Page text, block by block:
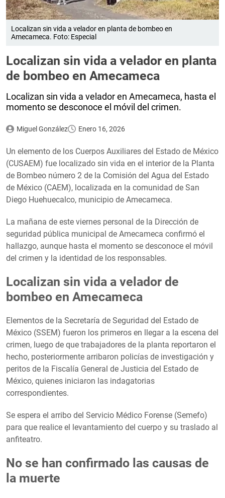
Localizan sin vida a velador en planta de bombeo en
Amecameca. Foto: Especial
Localizan sin vida a velador en planta
de bombeo en Amecameca
Localizan sin vida a velador en Amecameca, hasta el
momento se desconoce el móvil del crimen.
Miguel González Enero 16, 2026
Un elemento de los Cuerpos Auxiliares del Estado de México
(CUSAEM) fue localizado sin vida en el interior de la Planta
de Bombeo número 2 de la Comisión del Agua del Estado
de México (CAEM), localizada en la comunidad de San
Diego Huehuecalco, municipio de Amecameca.
La mañana de este viernes personal de la Dirección de
seguridad pública municipal de Amecameca confirmó el
hallazgo, aunque hasta el momento se desconoce el móvil
del crimen y la identidad de los responsables.
Localizan sin vida a velador de
bombeo en Amecameca
Elementos de la Secretaría de Seguridad del Estado de
México (SSEM) fueron los primeros en llegar a la escena del
crimen, luego de que trabajadores de la planta reportaron el
hecho, posteriormente arribaron policías de investigación y
peritos de la Fiscalía General de Justicia del Estado de
México, quienes iniciaron las indagatorias
correspondientes.
Se espera el arribo del Servicio Médico Forense (Semefo)
para que realice el levantamiento del cuerpo y su traslado al
anfiteatro.
No se han confirmado las causas de
la muerte